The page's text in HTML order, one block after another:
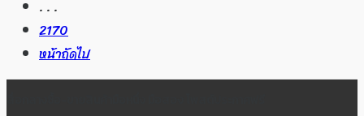
. . .
2170
หน้าถัดไป